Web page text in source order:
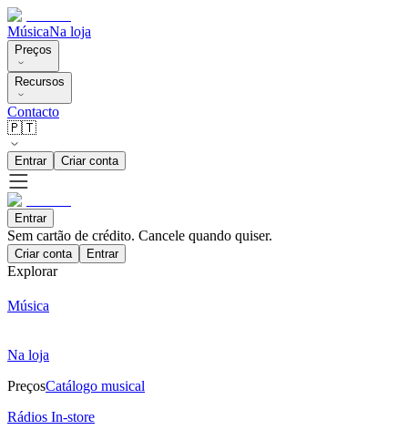
MúsicaNa loja
Preços
Recursos
Contacto
🇵🇹
Entrar Criar conta
Entrar
Sem cartão de crédito. Cancele quando quiser.
Criar conta Entrar
Explorar
Música
Na loja
PreçosCatálogo musical
Rádios In-store